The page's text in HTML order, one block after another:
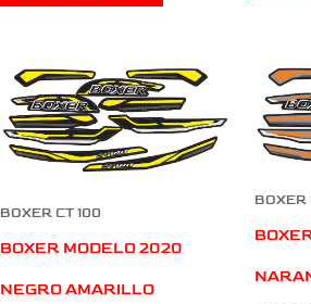
BOXER CT 100
BOXER MODELO 2020
NEGRO AMARILLO
BOXER